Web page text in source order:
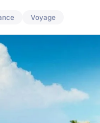
Voyage